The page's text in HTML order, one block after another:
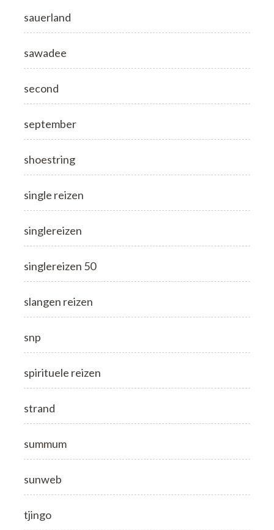
sauerland
sawadee
second
september
shoestring
single reizen
singlereizen
singlereizen 50
slangen reizen
snp
spirituele reizen
strand
summum
sunweb
tjingo